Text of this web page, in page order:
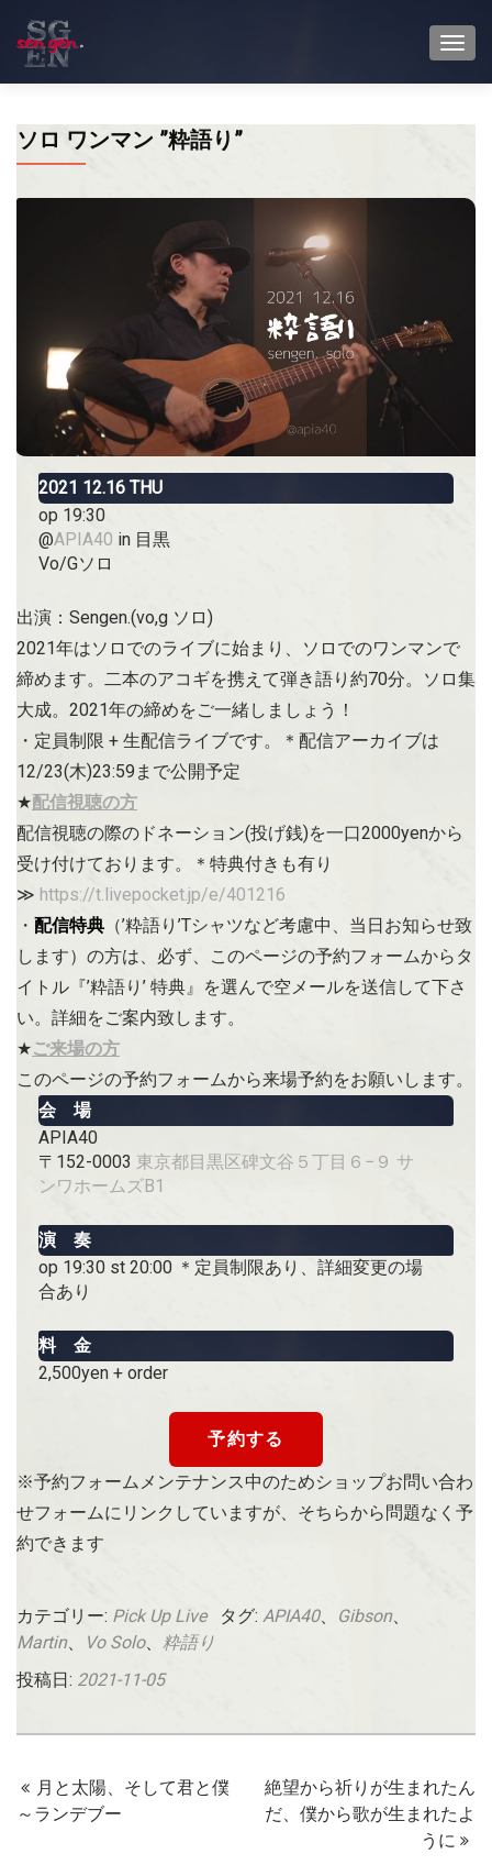
ソロ ワンマン ”粋語り”
2021 12.16 THU
op 19:30
@APIA40 in 目黒
Vo/Gソロ
出演：Sengen.(vo,g ソロ)
2021年はソロでのライブに始まり、ソロでのワンマンで
締めます。二本のアコギを携えて弾き語り約70分。ソロ集
大成。2021年の締めをご一緒しましょう！
・定員制限 + 生配信ライブです。＊配信アーカイブは
12/23(木)23:59まで公開予定
★配信視聴の方
配信視聴の際のドネーション(投げ銭)を一口2000yenから
受け付けております。＊特典付きも有り
≫ https://t.livepocket.jp/e/401216
・ 配信特典 （’粋語り’Tシャツなど考慮中、当日お知らせ致
します）の方は、必ず、このページの予約フォームからタ
イトル『’粋語り’ 特典』を選んで空メールを送信して下さ
い。詳細をご案内致します。
★ご来場の方
このページの予約フォームから来場予約をお願いします。
会 場
APIA40
〒152-0003 東京都目黒区碑文谷５丁目６−９ サ
ンワホームズB1
演 奏
op 19:30 st 20:00 ＊定員制限あり、詳細変更の場
合あり
料 金
2,500yen + order
予約する
※予約フォームメンテナンス中のためショップお問い合わ
せフォームにリンクしていますが、そちらから問題なく予
約できます
カテゴリー: Pick Up Liveタグ: APIA40、 Gibson、
Martin、 Vo Solo、 粋語り
投稿日: 2021-11-05
月と太陽、そして君と僕
～ランデブー
絶望から祈りが生まれたん
だ、僕から歌が生まれたよ
うに